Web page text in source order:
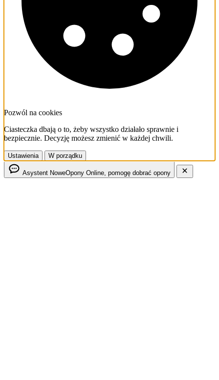
Pozwól na cookies
Ciasteczka dbają o to, żeby wszystko działało sprawnie i
bezpiecznie. Decyzję możesz zmienić w każdej chwili.
Ustawienia W porządku
Asystent NoweOpony Online, pomogę dobrać opony